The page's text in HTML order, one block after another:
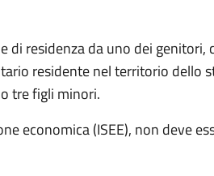
di residenza da uno dei genitori,
residente nel territorio dello
tre figli minori.
economica (ISEE), non deve